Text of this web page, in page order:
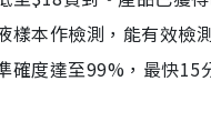
樣本作檢測，能有效
確度達至99%，最快15